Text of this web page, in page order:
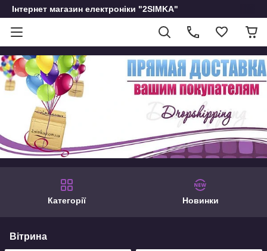
Інтернет магазин електроніки "2SIMKA"
Категорії Новинки
Вітрина